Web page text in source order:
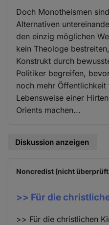
Doch Monotheismen
Alternativen
den einzig möglichen
kein Theologe
Konstrukt durch
Politiker begreifen,
noch mehr
Lebensweise einer
Orients machen...
Diskussion anzeigen
Noncredist (nicht
>> Für die
>> Für die christlichen